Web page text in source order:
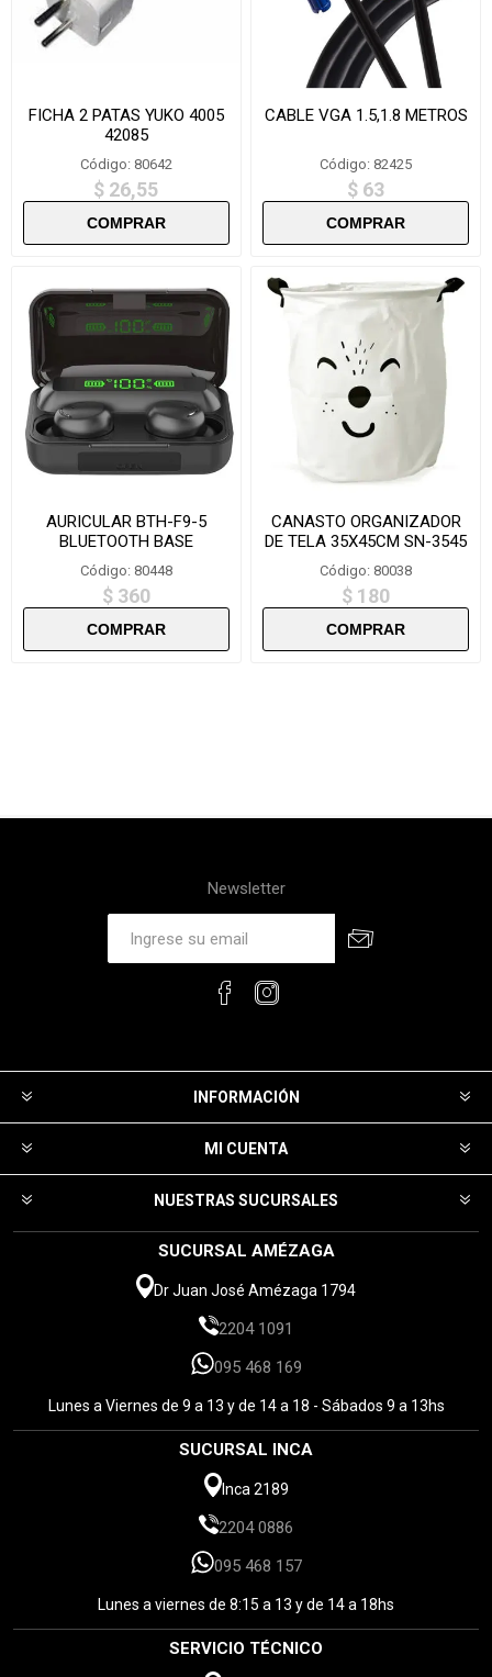
FICHA 2 PATAS YUKO 4005
42085
Código: 80642
$ 26,55
CABLE VGA 1.5,1.8 METROS
Código: 82425
$ 63
AURICULAR BTH-F9-5
BLUETOOTH BASE
CARGADORA
Código: 80448
$ 360
CANASTO ORGANIZADOR
DE TELA 35X45CM SN-3545
Código: 80038
$ 180
Newsletter
INFORMACIÓN
MI CUENTA
NUESTRAS SUCURSALES
SUCURSAL AMÉZAGA
Dr Juan José Amézaga 1794
2204 1091
095 468 169
Lunes a Viernes de 9 a 13 y de 14 a 18 - Sábados 9 a 13hs
SUCURSAL INCA
Inca 2189
2204 0886
095 468 157
Lunes a viernes de 8:15 a 13 y de 14 a 18hs
SERVICIO TÉCNICO